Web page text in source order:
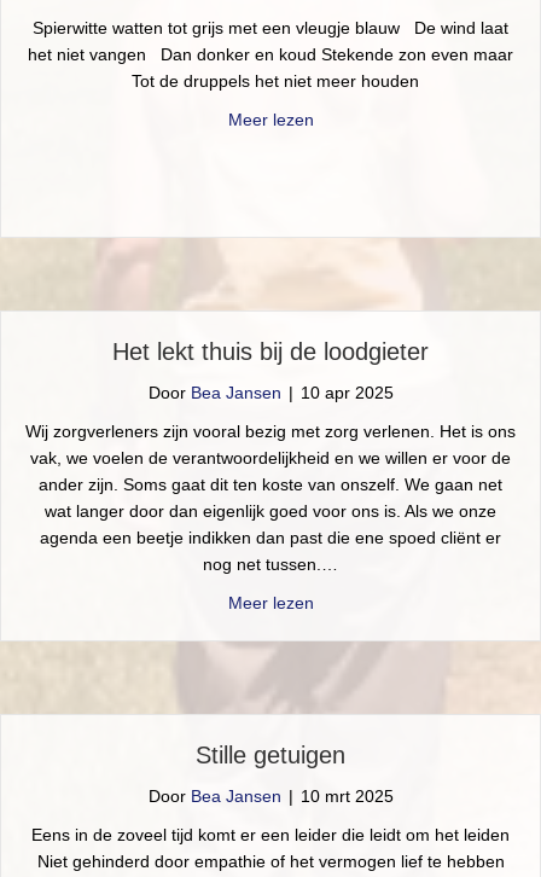
Spierwitte watten tot grijs met een vleugje blauw De wind laat
het niet vangen Dan donker en koud Stekende zon even maar
Tot de druppels het niet meer houden
Meer lezenabout Schouwspel in de
Het lekt thuis bij de loodgieter
Door Bea Jansen | 10 apr 2025
Wij zorgverleners zijn vooral bezig met zorg verlenen. Het is ons
vak, we voelen de verantwoordelijkheid en we willen er voor de
ander zijn. Soms gaat dit ten koste van onszelf. We gaan net
wat langer door dan eigenlijk goed voor ons is. Als we onze
agenda een beetje indikken dan past die ene spoed cliënt er
nog net tussen.…
Meer lezenabout Het lekt thuis bij de
Stille getuigen
Door Bea Jansen | 10 mrt 2025
Eens in de zoveel tijd komt er een leider die leidt om het leiden
Niet gehinderd door empathie of het vermogen lief te hebben